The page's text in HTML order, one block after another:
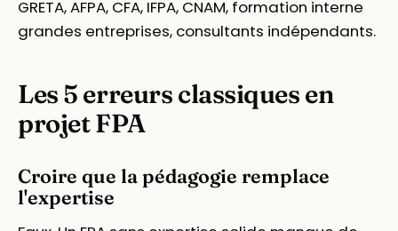
GRETA, AFPA, CFA, IFPA, CNAM, formation interne
grandes entreprises, consultants indépendants.
Les 5 erreurs classiques en
projet FPA
Croire que la pédagogie remplace
l'expertise